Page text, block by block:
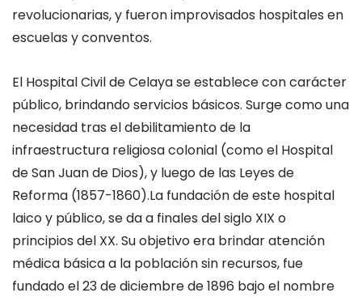
revolucionarias, y fueron improvisados hospitales en
escuelas y conventos.
El Hospital Civilde Celayase establece con carácter
público, brindando servicios básicos. Surge como una
necesidad tras el debilitamiento de la
infraestructura religiosa colonial (como el Hospital
de San Juan de Dios), y luego de las Leyes de
Reforma (1857-1860).La fundación deeste hospital
laico y público,se da a finales del siglo XIX o
principios del XX. Su objetivo era brindar atención
médica básica a la población sin recursos, fue
fundado el 23 de diciembre de 1896 bajo el nombre